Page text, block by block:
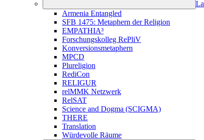
Armenia Entangled
SFB 1475: Metaphern der Religion
EMPATHIA³
Forschungskolleg RePliV
Konversionsmetaphern
MPCD
Plureligion
RediCon
RELIGUR
relMMK Netzwerk
RelSAT
Science and Dogma (SCIGMA)
THERE
Translation
Würdevolle Räume